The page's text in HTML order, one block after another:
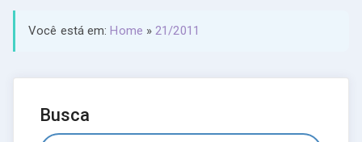
Você está em:Home »21/2011
Busca